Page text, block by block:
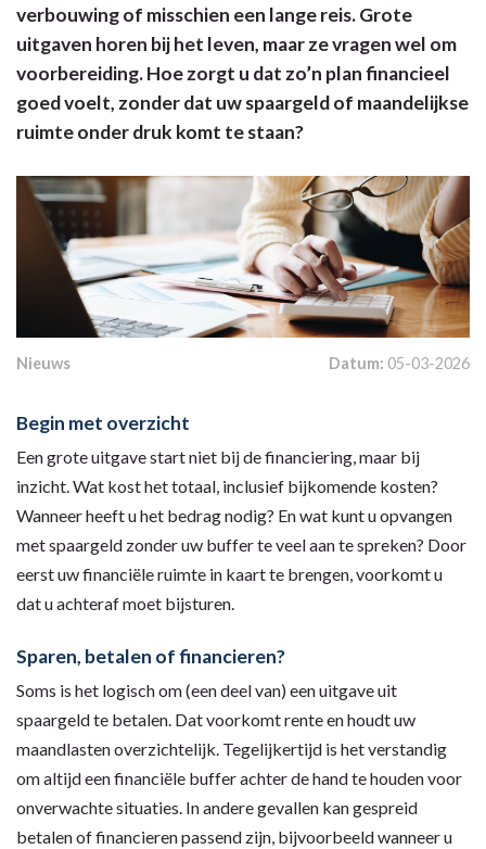
verbouwing of misschien een lange reis. Grote
uitgaven horen bij het leven, maar ze vragen wel om
voorbereiding. Hoe zorgt u dat zo’n plan financieel
goed voelt, zonder dat uw spaargeld of maandelijkse
ruimte onder druk komt te staan?
Nieuws Datum: 05-03-2026
Begin met overzicht
Een grote uitgave start niet bij de financiering, maar bij
inzicht. Wat kost het totaal, inclusief bijkomende kosten?
Wanneer heeft u het bedrag nodig? En wat kunt u opvangen
met spaargeld zonder uw buffer te veel aan te spreken? Door
eerst uw financiële ruimte in kaart te brengen, voorkomt u
dat u achteraf moet bijsturen.
Sparen, betalen of financieren?
Soms is het logisch om (een deel van) een uitgave uit
spaargeld te betalen. Dat voorkomt rente en houdt uw
maandlasten overzichtelijk. Tegelijkertijd is het verstandig
om altijd een financiële buffer achter de hand te houden voor
onverwachte situaties. In andere gevallen kan gespreid
betalen of financieren passend zijn, bijvoorbeeld wanneer u